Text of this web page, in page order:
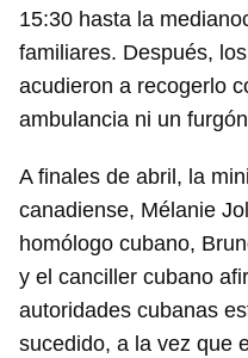
Para poder guardar
iniciar sesión con tu
INICIAR
15:30 hasta la
familiares. Después,
acudieron a recogerlo
ambulancia ni un
A finales de abril, la
canadiense, Mélanie
homólogo cubano,
y el canciller cubano
autoridades cubanas
sucedido, a la vez que